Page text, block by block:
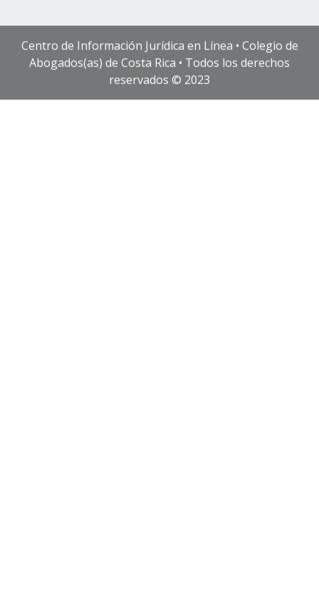
Centro de Información Jurídica en Línea • Colegio de
Abogados(as) de Costa Rica • Todos los derechos
reservados © 2023